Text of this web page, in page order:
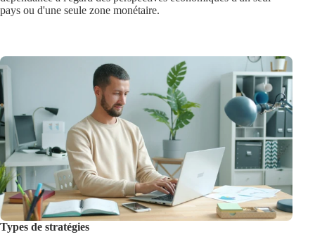
pays ou d'une seule zone monétaire.
Types de stratégies